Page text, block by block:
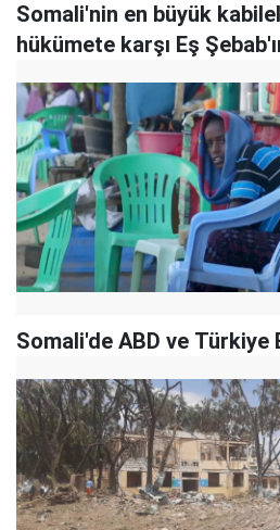
Somali'nin en büyük
hükümete karşı Eş
Somali'de ABD ve Türkiye